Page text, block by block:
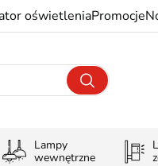
oświetleniaPromocje
Lampy
wewnętrzne